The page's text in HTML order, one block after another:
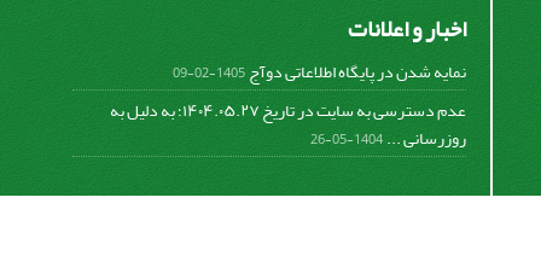
اخبار و اعلانات
نمایه شدن در پایگاه اطلاعاتی دوآج1405-02-09
عدم دسترسی به سایت در تاریخ ۱۴۰۴.۰۵.۲۷؛ به دلیل به
روزرسانی ...1404-05-26